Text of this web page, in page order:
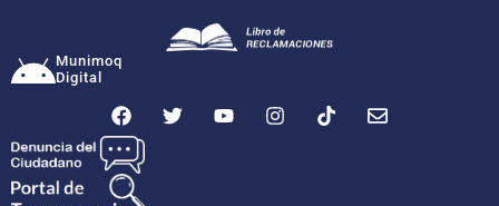
Munimoq
Digital